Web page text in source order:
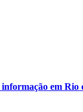
em Rio